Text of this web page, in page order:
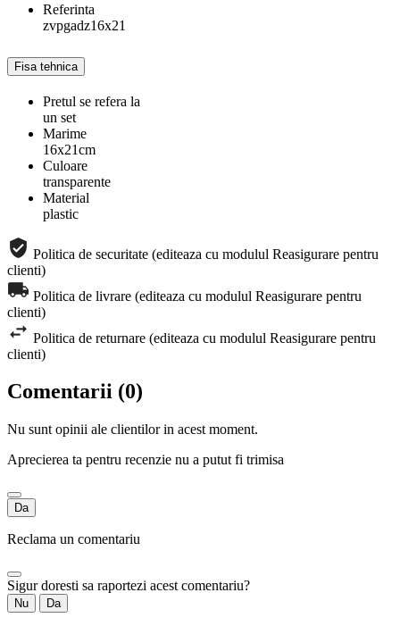
Referinta
zvpgadz16x21
Fisa tehnica
Pretul se refera la
un set
Marime
16x21cm
Culoare
transparente
Material
plastic
Politica de securitate (editeaza cu modulul Reasigurare pentru
clienti)
Politica de livrare (editeaza cu modulul Reasigurare pentru
clienti)
Politica de returnare (editeaza cu modulul Reasigurare pentru
clienti)
Comentarii (0)
Nu sunt opinii ale clientilor in acest moment.
Aprecierea ta pentru recenzie nu a putut fi trimisa
Da
Reclama un comentariu
Sigur doresti sa raportezi acest comentariu?
Nu Da